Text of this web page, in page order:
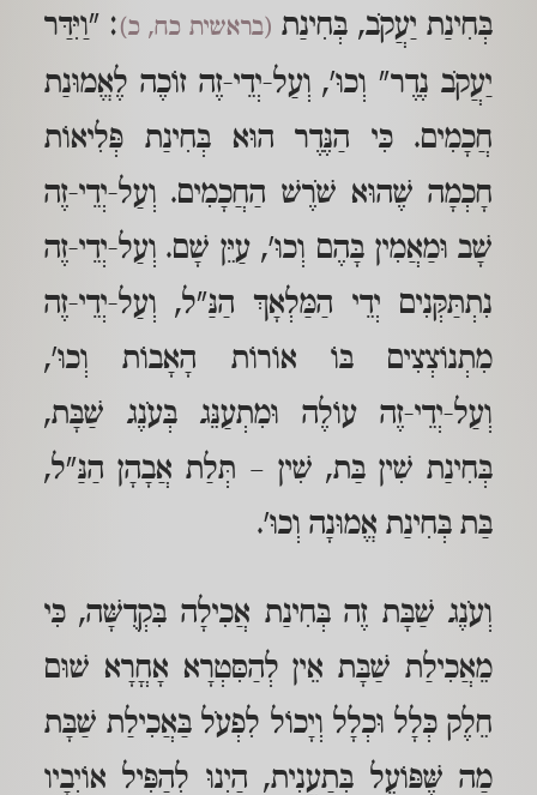
בְּחִינַת יַעֲקֹב, בְּחִינַת (בראשית כח, כ): "וַיִּדַּר
יַעֲקֹב נֶדֶר" וְכוּ', וְעַל-יְדֵי-זֶה זוֹכֶה לֶאֱמוּנַת
חֲכָמִים. כִּי הַנֶּדֶר הוּא בְּחִינַת פְּלִיאוֹת
חָכְמָה שֶׁהוּא שֹׁרֶשׁ הַחֲכָמִים. וְעַל-יְדֵי-זֶה
שָׁב וּמַאֲמִין בָּהֶם וְכוּ', עַיֵּן שָׁם. וְעַל-יְדֵי-זֶה
נִתְתַּקְּנִים יְדֵי הַמַּלְאָךְ הַנַּ"ל, וְעַל-יְדֵי-זֶה
מִתְנוֹצְצִים בּוֹ אוֹרוֹת הָאָבוֹת וְכוּ',
וְעַל-יְדֵי-זֶה עוֹלֶה וּמִתְעַנֵּג בְּעֹנֶג שַׁבָּת,
בְּחִינַת שִׁין בַּת, שִׁין – תְּלַת אֲבָהָן הַנַּ"ל,
בַּת בְּחִינַת אֱמוּנָה וְכוּ'.
וְעֹנֶג שַׁבָּת זֶה בְּחִינַת אֲכִילָה בִּקְדֻשָּׁה, כִּי
מֵאֲכִילַת שַׁבָּת אֵין לְהַסִּטְרָא אָחֳרָא שׁוּם
חֵלֶק כְּלָל וּכְלָל וְיָכוֹל לִפְעֹל בַּאֲכִילַת שַׁבָּת
מַה שֶּׁפּוֹעֵל בְּתַעֲנִית, הַיְנוּ לְהַפִּיל אוֹיְבָיו